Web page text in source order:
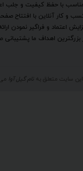
با حفظ کیفیت و جلب
و کار آنلاین با افتتاح
و فراگیر نمودن
بزرگترین اهداف ما
سایت متعلق به نام گیل آوا